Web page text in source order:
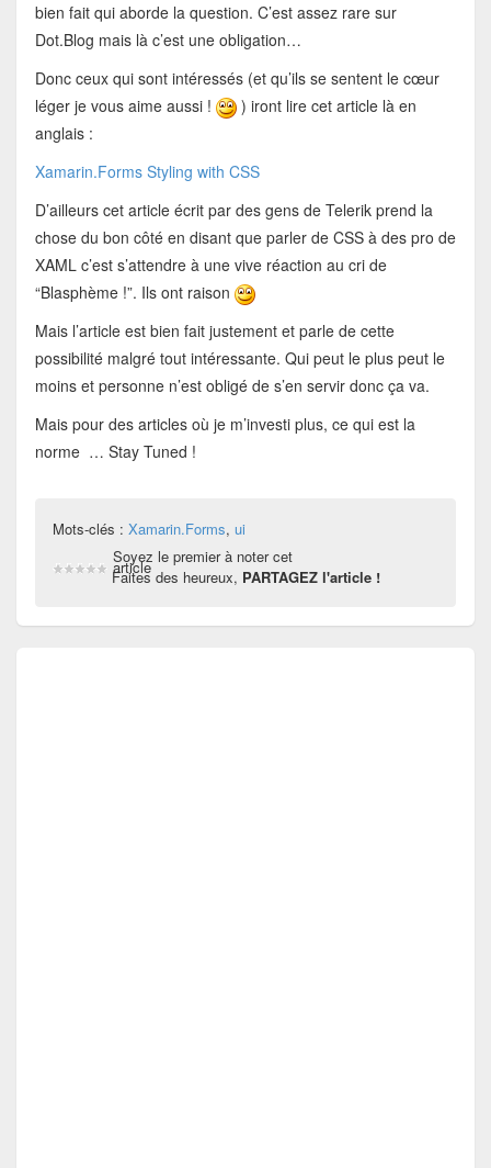
bien fait qui aborde la question. C’est assez rare sur
Dot.Blog mais là c’est une obligation…
Donc ceux qui sont intéressés (et qu’ils se sentent le cœur
léger je vous aime aussi !
) iront lire cet article là en
anglais :
Xamarin.Forms Styling with CSS
D’ailleurs cet article écrit par des gens de Telerik prend la
chose du bon côté en disant que parler de CSS à des pro de
XAML c’est s’attendre à une vive réaction au cri de
“Blasphème !”. Ils ont raison
Mais l’article est bien fait justement et parle de cette
possibilité malgré tout intéressante. Qui peut le plus peut le
moins et personne n’est obligé de s’en servir donc ça va.
Mais pour des articles où je m’investi plus, ce qui est la
norme … Stay Tuned !
Mots-clés : Xamarin.Forms, ui
Soyez le premier à noter cet
article
Faites des heureux, PARTAGEZ l'article !